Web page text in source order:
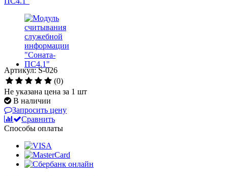
Артикул: S-026
(0)
Не указана цена за 1 шт
В наличии
Запросить цену
Сравнить
Способы оплаты